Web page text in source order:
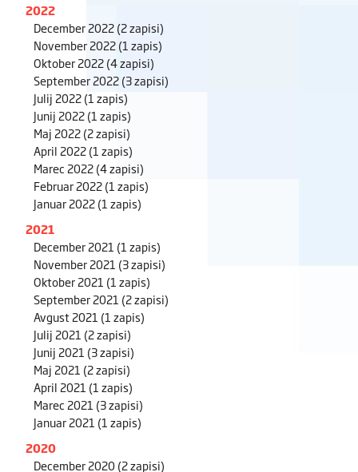
2022
December 2022(2 zapisi)
November 2022(1 zapis)
Oktober 2022(4 zapisi)
September 2022(3 zapisi)
Julij 2022(1 zapis)
Junij 2022(1 zapis)
Maj 2022(2 zapisi)
April 2022(1 zapis)
Marec 2022(4 zapisi)
Februar 2022(1 zapis)
Januar 2022(1 zapis)
2021
December 2021 (1 zapis)
November 2021 (3 zapisi)
Oktober 2021 (1 zapis)
September 2021 (2 zapisi)
Avgust 2021 (1 zapis)
Julij 2021 (2 zapisi)
Junij 2021 (3 zapisi)
Maj 2021 (2 zapisi)
April 2021 (1 zapis)
Marec 2021 (3 zapisi)
Januar 2021 (1 zapis)
2020
December 2020(2 zapisi)